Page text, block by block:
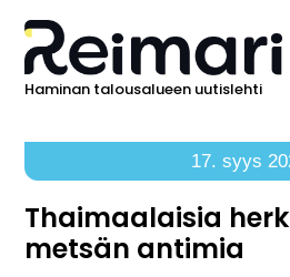
Haminan talousalueen uutislehti
17. syys
Thaimaalaisia
metsän antimia